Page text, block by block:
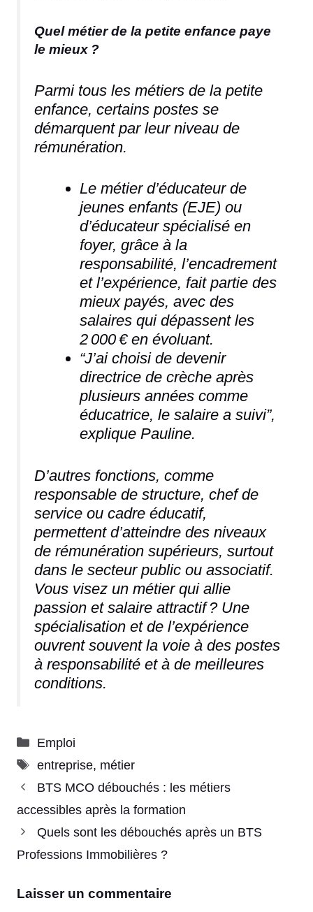
Quel métier de la petite enfance paye
le mieux ?
Parmi tous les métiers de la petite
enfance, certains postes se
démarquent par leur niveau de
rémunération.
Le métier d’éducateur de
jeunes enfants (EJE) ou
d’éducateur spécialisé en
foyer, grâce à la
responsabilité, l’encadrement
et l’expérience, fait partie des
mieux payés, avec des
salaires qui dépassent les
2 000 € en évoluant.
“J’ai choisi de devenir
directrice de crèche après
plusieurs années comme
éducatrice, le salaire a suivi”,
explique Pauline.
D’autres fonctions, comme
responsable de structure, chef de
service ou cadre éducatif,
permettent d’atteindre des niveaux
de rémunération supérieurs, surtout
dans le secteur public ou associatif.
Vous visez un métier qui allie
passion et salaire attractif ? Une
spécialisation et de l’expérience
ouvrent souvent la voie à des postes
à responsabilité et à de meilleures
conditions.
Catégories
Emploi
Étiquettes
entreprise, métier
BTS MCO débouchés : les métiers
accessibles après la formation
Quels sont les débouchés après un BTS
Professions Immobilières ?
Laisser un commentaire